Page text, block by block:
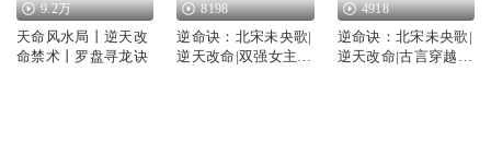
9.2万
天命风水局丨逆天改
命禁术丨罗盘寻龙诀
8198
逆命诀：北宋未央歌|
逆天改命|双强女主复
4918
逆命诀：北宋未央歌|
逆天改命|古言穿越|